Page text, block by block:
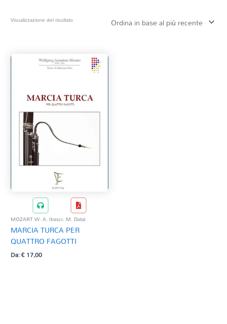
Clarinetto basso
Composizioni originali
QR base
QR esecuzione
Trascrizioni e Arrangiamenti
Visualizzazione del risultato
MOZART W. A. (trascr. M. Data)
MARCIA TURCA PER
QUATTRO FAGOTTI
Da:€17,00